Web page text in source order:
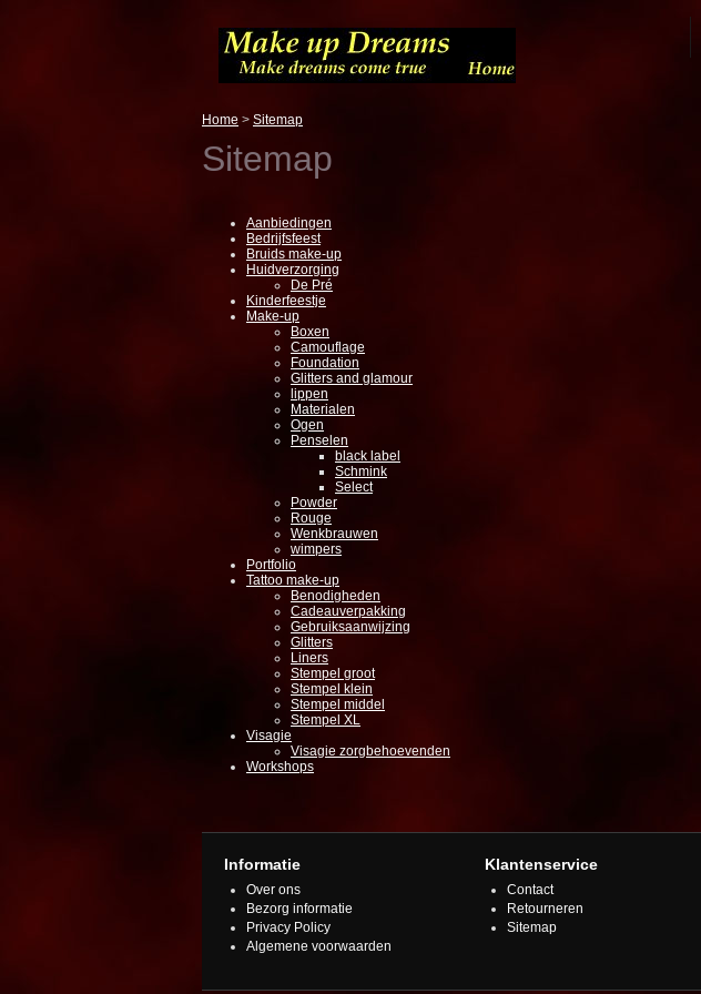
Home > Sitemap
Sitemap
Aanbiedingen
Bedrijfsfeest
Bruids make-up
Huidverzorging
De Pré
Kinderfeestje
Make-up
Boxen
Camouflage
Foundation
Glitters and glamour
lippen
Materialen
Ogen
Penselen
black label
Schmink
Select
Powder
Rouge
Wenkbrauwen
wimpers
Portfolio
Tattoo make-up
Benodigheden
Cadeauverpakking
Gebruiksaanwijzing
Glitters
Liners
Stempel groot
Stempel klein
Stempel middel
Stempel XL
Visagie
Visagie zorgbehoevenden
Workshops
Informatie
Over ons
Bezorg informatie
Privacy Policy
Algemene voorwaarden
Klantenservice
Contact
Retourneren
Sitemap